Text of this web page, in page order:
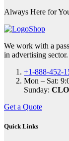
Always Here for
We work with a
in advertising sector.
+1-888-452-
Mon – Sat:
Sunday:
Get a Quote
Quick Links